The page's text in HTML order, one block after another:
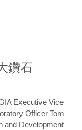
鑽石
Executive Vice
Officer Tom
and Development